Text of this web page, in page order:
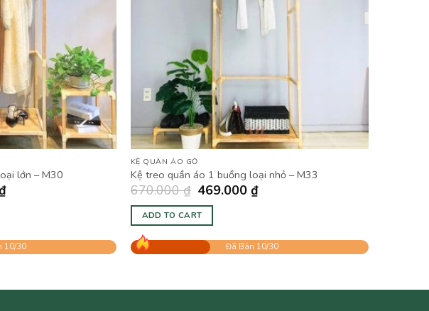
lớn – M30
10/30
KỆ QUẦN ÁO GỖ
Kệ treo quần áo 1 buồng loại nhỏ – M33
670.000₫ 469.000₫
ADD TO CART
Đã Bán 10/30